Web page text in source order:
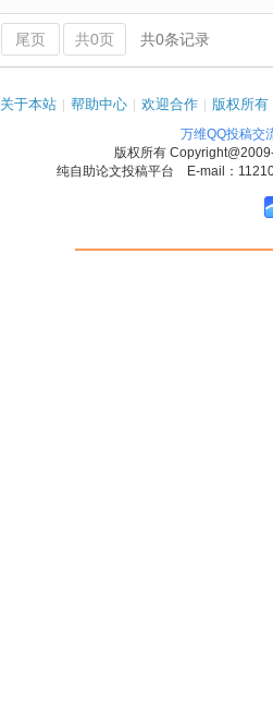
尾页 共0页 共0条记录
关于本站 | 帮助中心 | 欢迎合作 | 版权所有
万维QQ投稿交
版权所有
纯自助论文投稿平台 E-mail：